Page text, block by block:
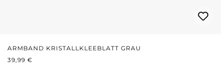
ARMBAND KRISTALLKLEEBLATT GRAU
REGULÄRER PREIS:
39,99 €